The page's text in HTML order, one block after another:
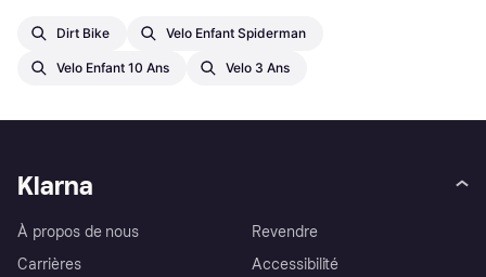
Dirt Bike Velo Enfant Spiderman
Velo Enfant 10 Ans Velo 3 Ans
Klarna
À propos de nous
Carrières
Revendre
Accessibilité